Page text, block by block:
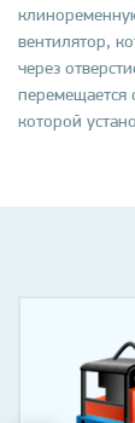
вентилятор,
через
перемещается
которой